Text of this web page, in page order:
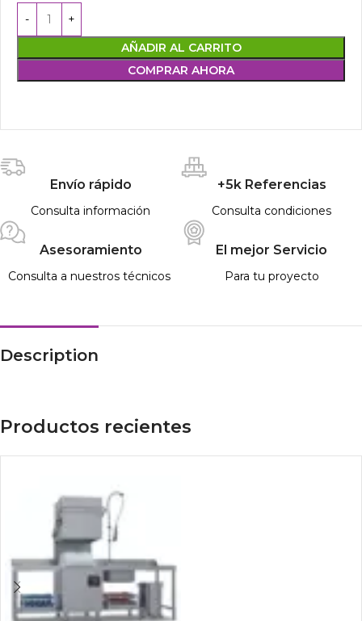
AÑADIR AL CARRITO
COMPRAR AHORA
Envío rápido
Consulta información
+5k Referencias
Consulta condiciones
Asesoramiento
Consulta a nuestros técnicos
El mejor Servicio
Para tu proyecto
Description
Productos recientes